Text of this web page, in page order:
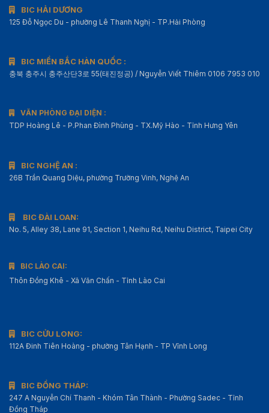
BIC HẢI DƯƠNG
125 Đỗ Ngọc Du - phường Lê Thanh Nghị - TP.Hải Phòng
BIC MIỀN BẮC HÀN QUỐC :
충북 충주시 충주산단3로 55(태진정공) / Nguyễn Viết Thiêm 0106 7953 010
VĂN PHÒNG ĐẠI DIỆN :
TDP Hoàng Lê - P.Phan Đình Phùng - TX.Mỹ Hào - Tỉnh Hưng Yên
BIC NGHỆ AN :
26B Trần Quang Diệu, phường Trường Vinh, Nghệ An
BIC ĐÀI LOAN:
No. 5, Alley 38, Lane 91, Section 1, Neihu Rd, Neihu District, Taipei City
BIC LÀO CAI:
Thôn Đồng Khê - Xã Văn Chấn - Tỉnh Lào Cai
BIC CỬU LONG:
112A Đinh Tiên Hoàng - phường Tân Hạnh - TP Vĩnh Long
BIC ĐỒNG THÁP:
247 A Nguyễn Chí Thanh - Khóm Tân Thành - Phường Sadec - Tỉnh
Đồng Tháp